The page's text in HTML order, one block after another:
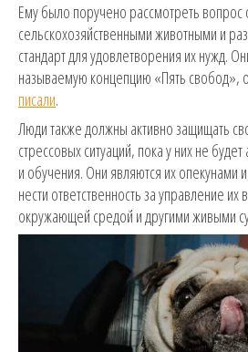
Ему было поручено рассмотреть
сельскохозяйственными животными и
стандарт для удовлетворения их нужд.
называемую концепцию «Пять свобод»,
писали.
Люди также должны активно защищать
стрессовых ситуаций, пока у них не
и обучения. Они являются их опекунами
нести ответственность за управление
окружающей средой и другими живыми